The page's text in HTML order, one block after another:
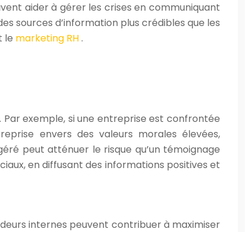
aider à gérer les crises en communiquant
sources d’information plus crédibles que les
le marketing RH.
exemple, si une entreprise est confrontée
envers des valeurs morales élevées,
peut atténuer le risque qu’un témoignage
en diffusant des informations positives et
internes peuvent contribuer à maximiser